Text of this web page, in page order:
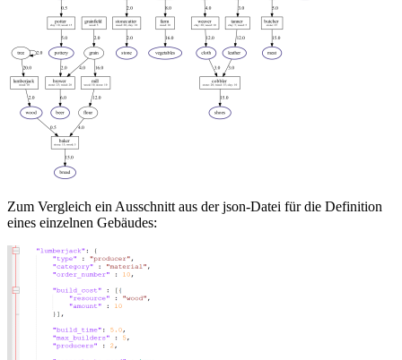
Zum Vergleich ein Ausschnitt aus der json-Datei für die Definition
eines einzelnen Gebäudes: